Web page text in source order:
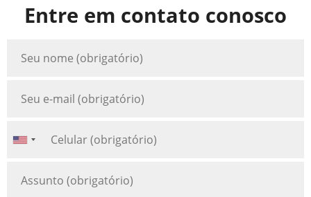
Entre em contato conosco